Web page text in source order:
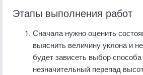
Этапы выполнения работ
Сначала нужно оценить
выяснить величину уклона и
будет зависеть выбор
незначительный перепад